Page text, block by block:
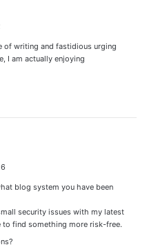
of writing and fastidious urging
I am actually enjoying
blog system you have been
security issues with my latest
to find something more risk-free.